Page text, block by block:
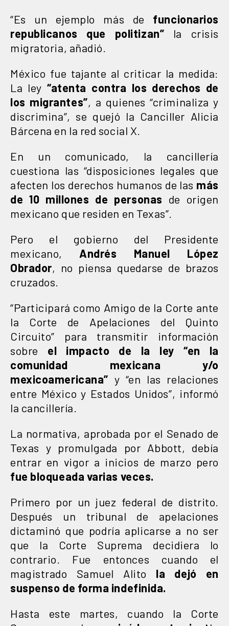
“Es un ejemplo más de funcionarios
republicanos que politizan” la crisis
migratoria, añadió.
México fue tajante al criticar la medida:
La ley“atenta contra los derechos de
los migrantes”, a quienes “criminaliza y
discrimina”, se quejó la Canciller Alicia
Bárcena en la red social X.
En un comunicado, la cancillería
cuestiona las “disposiciones legales que
afecten los derechos humanos de las más
de 10 millones de personas de origen
mexicano que residen en Texas”.
Pero el gobierno del Presidente
mexicano, Andrés Manuel López
Obrador, no piensa quedarse de brazos
cruzados.
“Participará como Amigo de la Corte ante
la Corte de Apelaciones del Quinto
Circuito” para transmitir información
sobre el impacto de la ley “en la
comunidad mexicana y/o
mexicoamericana” y “en las relaciones
entre México y Estados Unidos”, informó
la cancillería.
La normativa, aprobada por el Senado de
Texas y promulgada por Abbott, debía
entrar en vigor a inicios de marzo pero
fue bloqueada varias veces.
Primero por un juez federal de distrito.
Después un tribunal de apelaciones
dictaminó que podría aplicarse a no ser
que la Corte Suprema decidiera lo
contrario. Fue entonces cuando el
magistrado Samuel Alito la dejó en
suspenso de forma indefinida.
Hasta este martes, cuando la Corte